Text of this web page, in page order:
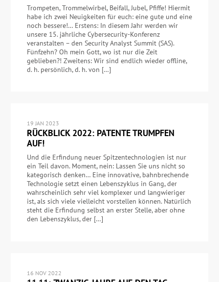
Trompeten, Trommelwirbel, Beifall, Jubel, Pfiffe! Hiermit
habe ich zwei Neuigkeiten für euch: eine gute und eine
noch bessere!… Erstens: In diesem Jahr werden wir
unsere 15. jährliche Cybersecurity-Konferenz
veranstalten – den Security Analyst Summit (SAS).
Fünfzehn? Oh mein Gott, wo ist nur die Zeit
geblieben?! Zweitens: Wir sind endlich wieder offline,
d. h. persönlich, d. h. von […]
19 JAN 2023
RÜCKBLICK 2022: PATENTE TRUMPFEN
AUF!
Und die Erfindung neuer Spitzentechnologien ist nur
ein Teil davon. Moment, nein: Lassen Sie uns nicht so
kategorisch denken… Eine innovative, bahnbrechende
Technologie setzt einen Lebenszyklus in Gang, der
wahrscheinlich sehr viel komplexer und langwieriger
ist, als sich viele vielleicht vorstellen können. Natürlich
steht die Erfindung selbst an erster Stelle, aber ohne
den Lebenszyklus, der […]
16 NOV 2022